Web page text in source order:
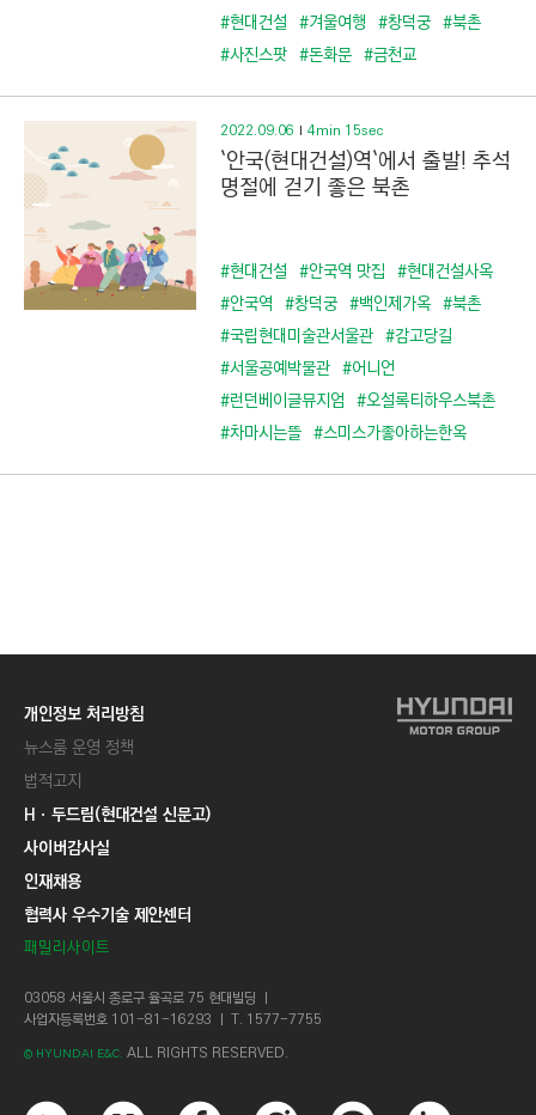
)
#현대건설 #겨울여행 #창덕궁 #북촌
#사진스팟 #돈화문 #금천교
2022.09.06 4min 15sec
`안국(현대건설)역`에서 출발! 추석
명절에 걷기 좋은 북촌
#현대건설 #안국역 맛집 #현대건설사옥
#안국역 #창덕궁 #백인제가옥 #북촌
#국립현대미술관서울관 #감고당길
#서울공예박물관 #어니언
#런던베이글뮤지엄 #오설록티하우스북촌
#차마시는뜰 #스미스가좋아하는한옥
개인정보 처리방침
뉴스룸 운영 정책
법적고지
Hㆍ두드림(현대건설 신문고)
사이버감사실
인재채용
협력사 우수기술 제안센터
패밀리사이트
03058 서울시 종로구 율곡로 75 현대빌딩 ㅣ
사업자등록번호 101-81-16293 ㅣ T. 1577-7755
© HYUNDAI E&C. ALL RIGHTS RESERVED.